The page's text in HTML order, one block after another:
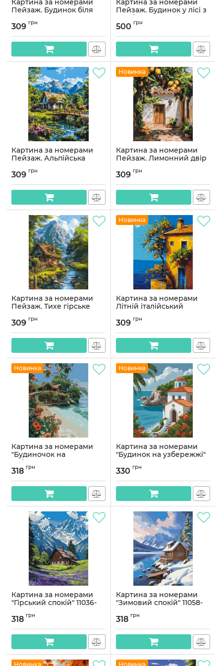
Картина за номерами
Пейзаж. Будинок біля
LW 3207-01
Артикул:LW3207-01
309 грн
Картина за номерами
Пейзаж. Будинок у лісі з
фарбами металік 40*80
см Орігамі LW 5184
Артикул:LW5184
500 грн
Картина за номерами
Пейзаж. Альпійська
Орігамі LW 3492
Артикул:LW3492
309 грн
Новинка
Картина за номерами
Пейзаж. Лимонний двір
Артикул:
309 грн
Картина за номерами
Пейзаж. Тихе гірське
LW 3438
Артикул:LW3438
309 грн
Новинка
Картина за номерами
Літній італійський
LW 3441
Артикул:LW3441
309 грн
Новинка
Картина за номерами
"Будиночок на
узбережжі" 11041-AC
40х50 см
Артикул:11041-AC
318 грн
Новинка
Картина за номерами
"Будинок на узбережжі"
Артикул:
330 грн
Картина за номерами
"Гірський спокій" 11036-
Артикул:
318 грн
Картина за номерами
"Зимовий спокій" 11058-
Артикул:
318 грн
Новинка Новинка